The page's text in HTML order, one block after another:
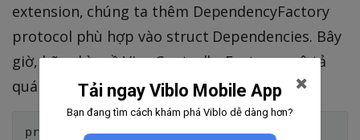
extension, chúng ta thêm DependencyFactory
protocol phù hợp vào struct Dependencies. Bây
giờ, hãy nhìn về ViewControllerFactory, mô tả
quá trình tạo ViewController.
protocol ViewControllerFactory {
Tải ngay Viblo Mobile App
Bạn đang tìm cách khám phá Viblo dễ dàng hơn?